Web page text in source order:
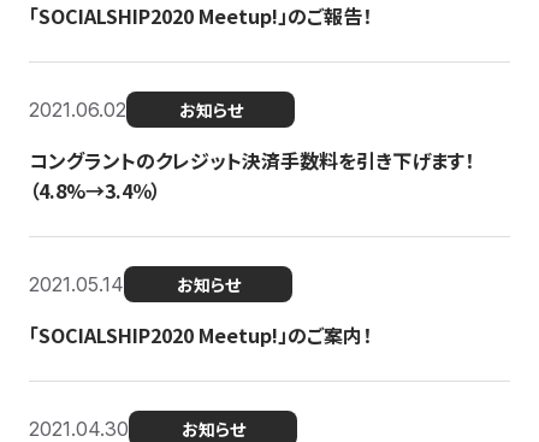
「SOCIALSHIP2020 Meetup!」のご報告！
2021.06.02 お知らせ
コングラントのクレジット決済手数料を引き下げます！
（4.8%→3.4％）
2021.05.14 お知らせ
「SOCIALSHIP2020 Meetup!」のご案内！
2021.04.30 お知らせ